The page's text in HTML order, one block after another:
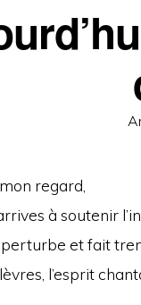
regard,
à soutenir
et fait
l’esprit